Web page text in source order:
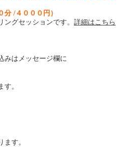
分 /４０００円）
ングセッションです。 詳細はこちら
みはメッセージ欄に
。
す。